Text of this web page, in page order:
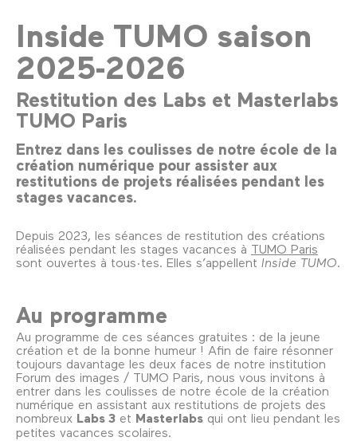
Inside TUMO saison
2025-2026
Restitution des Labs et Masterlabs
TUMO Paris
Entrez dans les coulisses de notre école de la
création numérique pour assister aux
restitutions de projets réalisées pendant les
stages vacances.
Depuis 2023, les séances de restitution des créations
réalisées pendant les stages vacances à TUMO Paris
sont ouvertes à tous·tes. Elles s’appellent Inside TUMO.
Au programme
Au programme de ces séances gratuites : de la jeune
création et de la bonne humeur ! Afin de faire résonner
toujours davantage les deux faces de notre institution
Forum des images / TUMO Paris, nous vous invitons à
entrer dans les coulisses de notre école de la création
numérique en assistant aux restitutions de projets des
nombreux Labs 3 et Masterlabs qui ont lieu pendant les
petites vacances scolaires.